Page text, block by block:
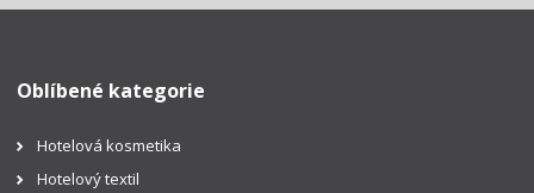
Oblíbené kategorie
Hotelová kosmetika
Hotelový textil